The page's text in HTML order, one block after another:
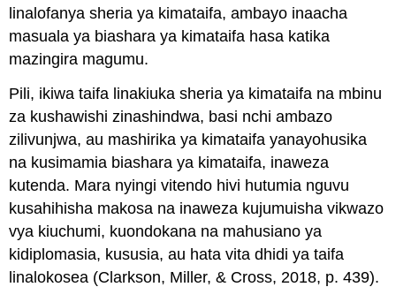
linalofanya sheria ya kimataifa, ambayo inaacha
masuala ya biashara ya kimataifa hasa katika
mazingira magumu.
Pili, ikiwa taifa linakiuka sheria ya kimataifa na mbinu
za kushawishi zinashindwa, basi nchi ambazo
zilivunjwa, au mashirika ya kimataifa yanayohusika
na kusimamia biashara ya kimataifa, inaweza
kutenda. Mara nyingi vitendo hivi hutumia nguvu
kusahihisha makosa na inaweza kujumuisha vikwazo
vya kiuchumi, kuondokana na mahusiano ya
kidiplomasia, kususia, au hata vita dhidi ya taifa
linalokosea (Clarkson, Miller, & Cross, 2018, p. 439).